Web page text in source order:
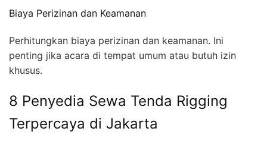
Biaya Perizinan dan Keamanan
Perhitungkan biaya perizinan dan keamanan. Ini
penting jika acara di tempat umum atau butuh izin
khusus.
8 Penyedia Sewa Tenda Rigging
Terpercaya di Jakarta